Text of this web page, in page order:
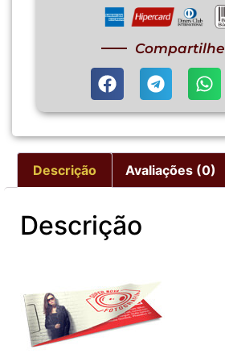
Compartilhe
Descrição Avaliações (0)
Descrição